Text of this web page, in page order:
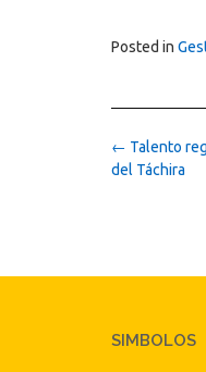
Posted in
Post
navigation
← Talento
del Táchira
SIMBOLOS